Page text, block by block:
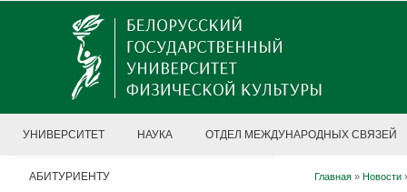
УНИВЕРСИТЕТ НАУКА ОТДЕЛ МЕЖДУНАРОДНЫХ СВЯЗЕЙ
Главная » Новости
АБИТУРИЕНТУ